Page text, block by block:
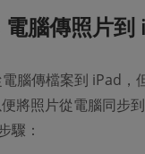
腦傳照片到
腦傳檔案到 iPad，
將照片從電腦同步到
驟：